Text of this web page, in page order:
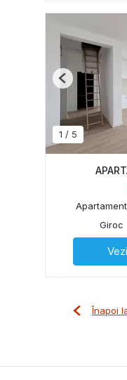
1 / 5
Previous
Giroc
Înapoi